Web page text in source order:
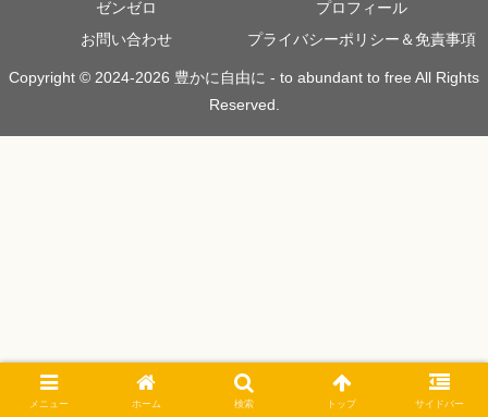
ゼンゼロ
プロフィール
お問い合わせ
プライバシーポリシー＆免責事項
Copyright © 2024-2026 豊かに自由に - to abundant to free All Rights
Reserved.
メニュー ホーム 検索 トップ サイドバー